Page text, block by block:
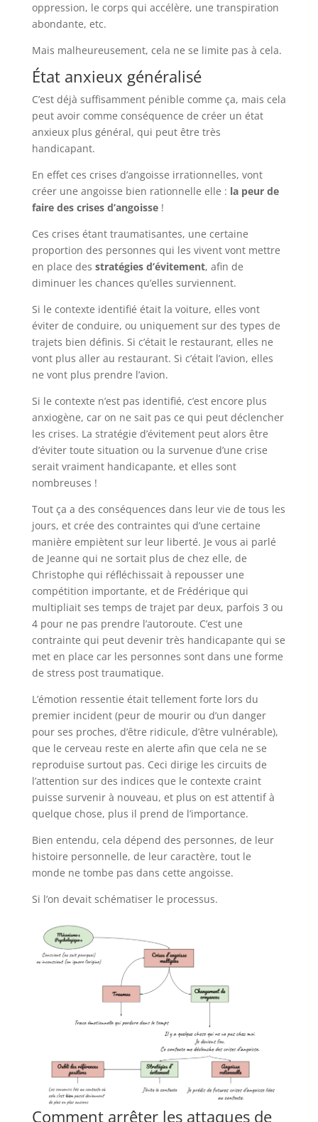
oppression, le corps qui accélère, une transpiration
abondante, etc.
Mais malheureusement, cela ne se limite pas à cela.
État anxieux généralisé
C’est déjà suffisamment pénible comme ça, mais cela
peut avoir comme conséquence de créer un état
anxieux plus général, qui peut être très
handicapant.
En effet ces crises d’angoisse irrationnelles, vont
créer une angoisse bien rationnelle elle : la peur de
faire des crises d’angoisse!
Ces crises étant traumatisantes, une certaine
proportion des personnes qui les vivent vont mettre
en place des stratégies d’évitement, afin de
diminuer les chances qu’elles surviennent.
Si le contexte identifié était la voiture, elles vont
éviter de conduire, ou uniquement sur des types de
trajets bien définis. Si c’était le restaurant, elles ne
vont plus aller au restaurant. Si c’était l’avion, elles
ne vont plus prendre l’avion.
Si le contexte n’est pas identifié, c’est encore plus
anxiogène, car on ne sait pas ce qui peut déclencher
les crises. La stratégie d’évitement peut alors être
d’éviter toute situation ou la survenue d’une crise
serait vraiment handicapante, et elles sont
nombreuses !
Tout ça a des conséquences dans leur vie de tous les
jours, et crée des contraintes qui d’une certaine
manière empiètent sur leur liberté. Je vous ai parlé
de Jeanne qui ne sortait plus de chez elle, de
Christophe qui réfléchissait à repousser une
compétition importante, et de Frédérique qui
multipliait ses temps de trajet par deux, parfois 3 ou
4 pour ne pas prendre l’autoroute. C’est une
contrainte qui peut devenir très handicapante qui se
met en place car les personnes sont dans une forme
de stress post traumatique.
L’émotion ressentie était tellement forte lors du
premier incident (peur de mourir ou d’un danger
pour ses proches, d’être ridicule, d’être vulnérable),
que le cerveau reste en alerte afin que cela ne se
reproduise surtout pas. Ceci dirige les circuits de
l’attention sur des indices que le contexte craint
puisse survenir à nouveau, et plus on est attentif à
quelque chose, plus il prend de l’importance.
Bien entendu, cela dépend des personnes, de leur
histoire personnelle, de leur caractère, tout le
monde ne tombe pas dans cette angoisse.
Si l’on devait schématiser le processus.
Comment arrêter les attaques de